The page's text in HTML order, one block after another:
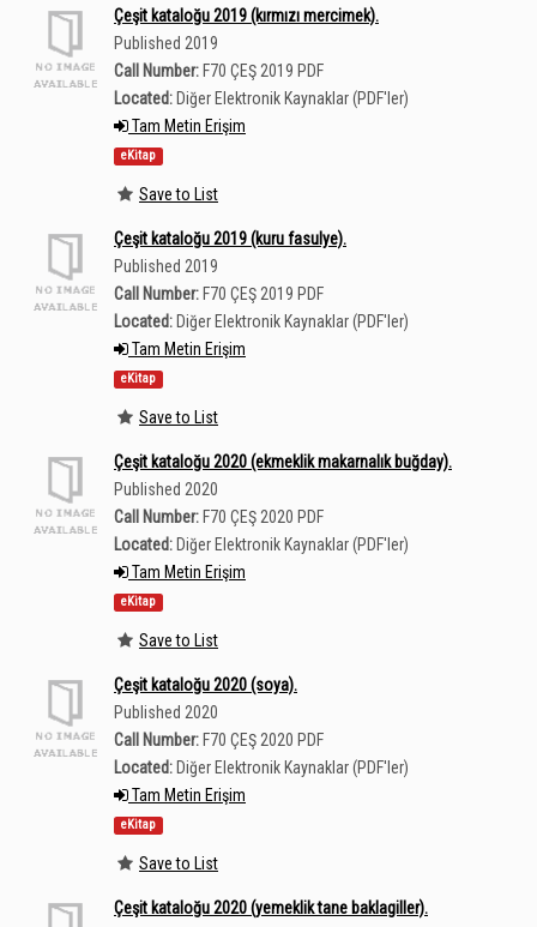
Çeşit kataloğu 2019 (kırmızı mercimek).
Published 2019
Call Number: F70 ÇEŞ 2019 PDF
Located: Diğer Elektronik Kaynaklar (PDF'ler)
Tam Metin Erişim
eKitap
Save to List
Çeşit kataloğu 2019 (kuru fasulye).
Published 2019
Call Number: F70 ÇEŞ 2019 PDF
Located: Diğer Elektronik Kaynaklar (PDF'ler)
Tam Metin Erişim
eKitap
Save to List
Çeşit kataloğu 2020 (ekmeklik makarnalık buğday).
Published 2020
Call Number: F70 ÇEŞ 2020 PDF
Located: Diğer Elektronik Kaynaklar (PDF'ler)
Tam Metin Erişim
eKitap
Save to List
Çeşit kataloğu 2020 (soya).
Published 2020
Call Number: F70 ÇEŞ 2020 PDF
Located: Diğer Elektronik Kaynaklar (PDF'ler)
Tam Metin Erişim
eKitap
Save to List
Çeşit kataloğu 2020 (yemeklik tane baklagiller).